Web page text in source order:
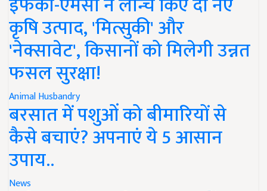
कृषि उत्पाद, 'मित्सुकी' और
'नेक्सावेट', किसानों को मिलेगी उन्नत
फसल सुरक्षा!
Animal Husbandry
बरसात में पशुओं को बीमारियों से
कैसे बचाएं? अपनाएं ये 5 आसान
उपाय..
News